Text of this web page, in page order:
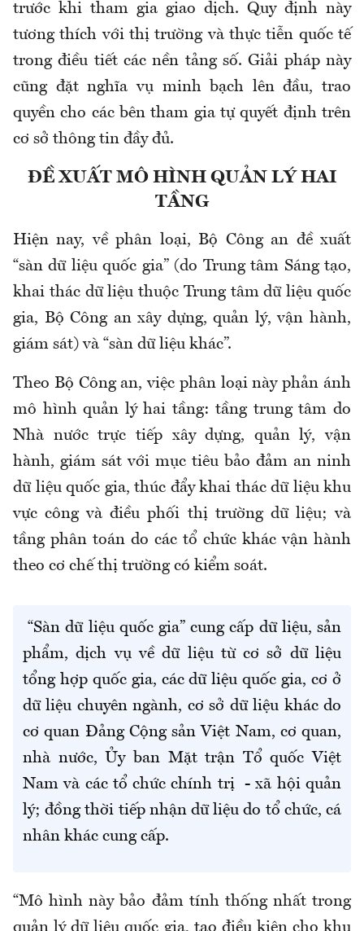
trước khi tham gia giao dịch. Quy định này
tương thích với thị trường và thực tiễn quốc tế
trong điều tiết các nền tảng số. Giải pháp này
cũng đặt nghĩa vụ minh bạch lên đầu, trao
quyền cho các bên tham gia tự quyết định trên
cơ sở thông tin đầy đủ.
ĐỀ XUẤT MÔ HÌNH QUẢN LÝ HAI
TẦNG
Hiện nay, về phân loại, Bộ Công an đề xuất
“sàn dữ liệu quốc gia” (do Trung tâm Sáng tạo,
khai thác dữ liệu thuộc Trung tâm dữ liệu quốc
gia, Bộ Công an xây dựng, quản lý, vận hành,
giám sát) và “sàn dữ liệu khác”.
Theo Bộ Công an, việc phân loại này phản ánh
mô hình quản lý hai tầng: tầng trung tâm do
Nhà nước trực tiếp xây dựng, quản lý, vận
hành, giám sát với mục tiêu bảo đảm an ninh
dữ liệu quốc gia, thúc đẩy khai thác dữ liệu khu
vực công và điều phối thị trường dữ liệu; và
tầng phân toán do các tổ chức khác vận hành
theo cơ chế thị trường có kiểm soát.
“Sàn dữ liệu quốc gia” cung cấp dữ liệu, sản
phẩm, dịch vụ về dữ liệu từ cơ sở dữ liệu
tổng hợp quốc gia, các dữ liệu quốc gia, cơ ở
dữ liệu chuyên ngành, cơ sở dữ liệu khác do
cơ quan Đảng Cộng sản Việt Nam, cơ quan,
nhà nước, Ủy ban Mặt trận Tổ quốc Việt
Nam và các tổ chức chính trị - xã hội quản
lý; đồng thời tiếp nhận dữ liệu do tổ chức, cá
nhân khác cung cấp.
“Mô hình này bảo đảm tính thống nhất trong